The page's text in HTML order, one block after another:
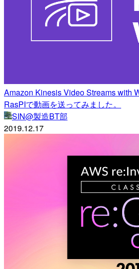
Amazon Kinesis Video Streams with
RasPIで動画を送ってみました。
SIN@製造BT部
2019.12.17